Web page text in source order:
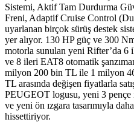
Sistemi, Aktif Tam Durdurma
Freni, Adaptif Cruise Control
uyarlanan birçok sürüş destek
yer alıyor. 130 HP güç ve 300
motorla sunulan yeni Rifter’da 6
ve 8 ileri EAT8 otomatik
milyon 200 bin TL ile 1 milyon
TL arasında değişen fiyatlarla
PEUGEOT logusu, yeni 3 pençe
ve yeni ön ızgara tasarımıyla
hissettiriyor.